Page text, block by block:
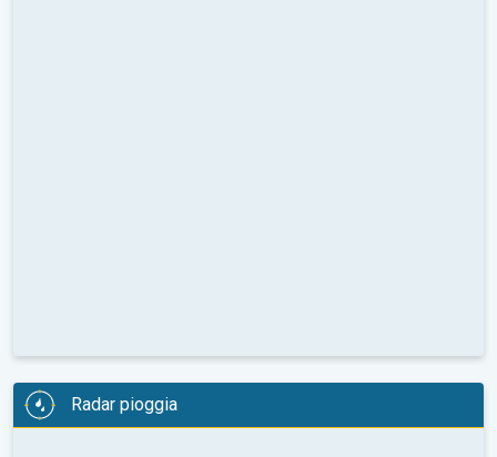
Radar pioggia